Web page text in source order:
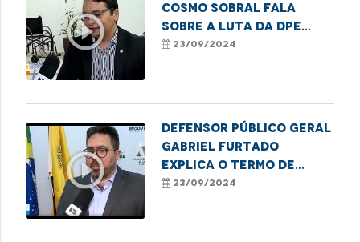
play_circle_outline
Cosmo Sobral fala
sobre a luta da DPE
pela garantia de
23/09/2024
play_circle_outline
Defensor público geral
Gabriel Furtado
explica o termo de
cooperação entre
23/09/2024